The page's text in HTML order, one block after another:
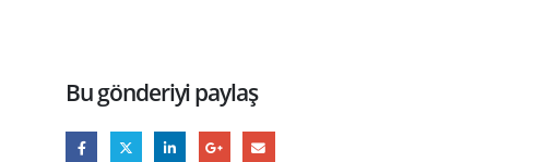
Bu gönderiyi paylaş